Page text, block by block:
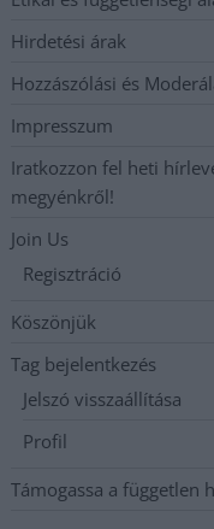
Hirdetési árak
Hozzászólási és
Impresszum
Iratkozzon fel heti
megyénkről!
Join Us
Regisztráció
Köszönjük
Tag bejelentkezés
Jelszó visszaállítása
Profil
Támogassa a független